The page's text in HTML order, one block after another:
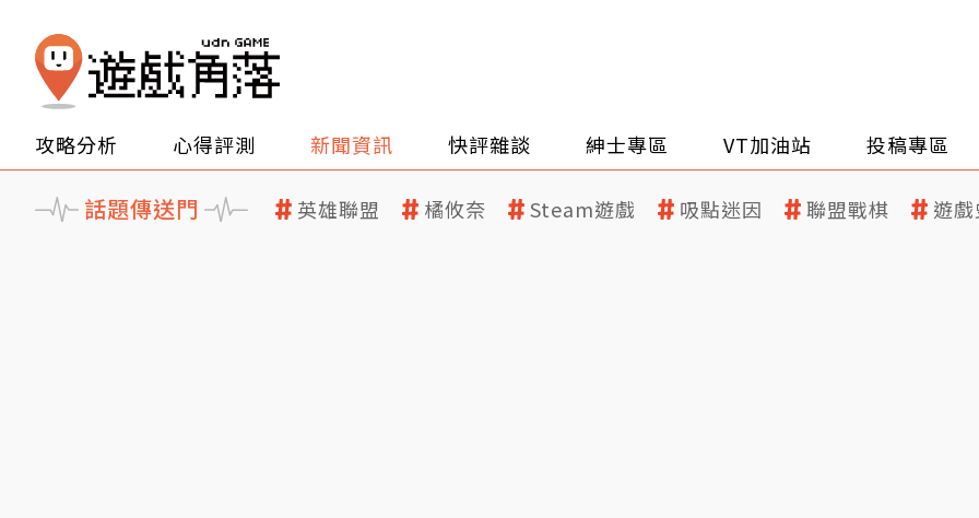
攻略分析 心得評測 新聞資訊 快評雜談 紳士專區 VT加油站 投稿專區
話題傳送門 英雄聯盟 橘攸奈 Steam遊戲 吸點迷因 聯盟戰棋 遊